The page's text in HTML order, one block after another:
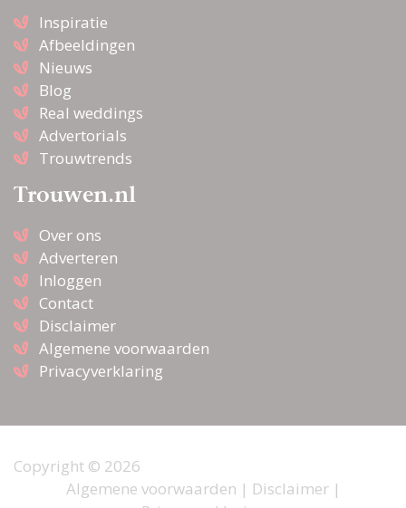
Inspiratie
Afbeeldingen
Nieuws
Blog
Real weddings
Advertorials
Trouwtrends
Trouwen.nl
Over ons
Adverteren
Inloggen
Contact
Disclaimer
Algemene voorwaarden
Privacyverklaring
Copyright © 2026
Algemene voorwaarden | Disclaimer|